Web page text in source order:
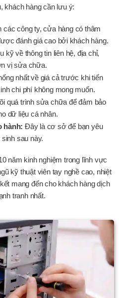
khách hàng cần lưu ý:
các công ty, cửa hàng có thâm
đánh giá cao bởi khách hàng.
kỹ về thông tin liên hệ, địa chỉ,
vị sửa chữa.
nhất về giá cả trước khi tiến
chi phí không mong muốn.
quá trình sửa chữa để đảm bảo
dữ liệu cá nhân.
hành: Đây là cơ sở để bạn yêu
sau này.
năm kinh nghiệm trong lĩnh vực
kỹ thuật viên tay nghề cao, nhiệt
mang đến cho khách hàng dịch
tranh nhất.